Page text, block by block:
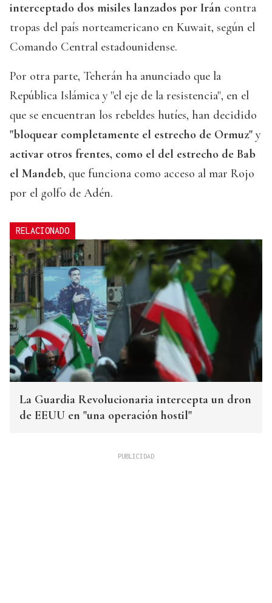
interceptado dos misiles lanzados por Irán contra
tropas del país norteamericano en Kuwait, según el
Comando Central estadounidense.
Por otra parte, Teherán ha anunciado que la
República Islámica y "el eje de la resistencia", en el
que se encuentran los rebeldes hutíes, han decidido
"bloquear completamente el estrecho de Ormuz" y
activar otros frentes, como el del estrecho de Bab
el Mandeb, que funciona como acceso al mar Rojo
por el golfo de Adén.
RELACIONADO
La Guardia Revolucionaria intercepta un dron
de EEUU en "una operación hostil"